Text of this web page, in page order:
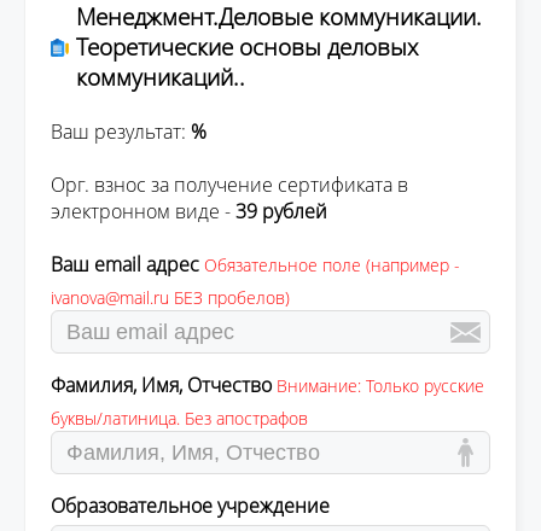
Менеджмент.Деловые коммуникации.
Теоретические основы деловых
коммуникаций..
Ваш результат: %
Орг. взнос за получение сертификата в
электронном виде -39 рублей
Ваш email адрес Обязательное поле (например -
ivanova@mail.ru БЕЗ пробелов)
Фамилия, Имя, Отчество Внимание: Только русские
буквы/латиница. Без апострафов
Образовательное учреждение